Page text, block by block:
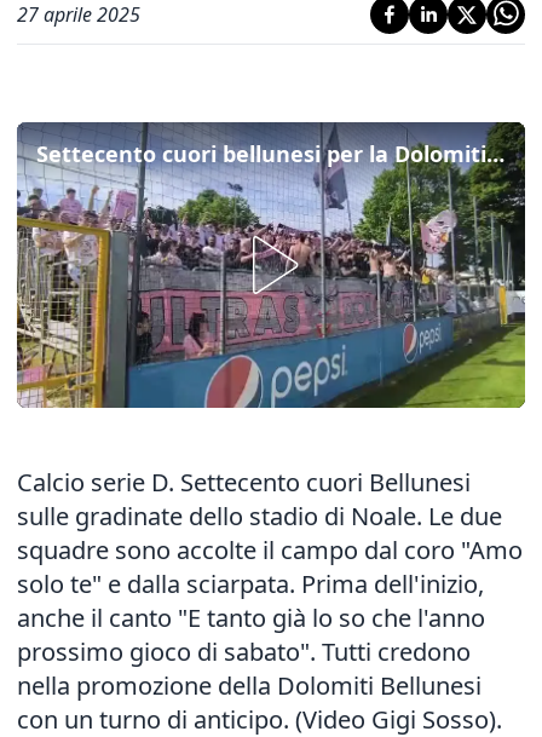
27 aprile 2025
Settecento cuori bellunesi per la Dolomiti a Noale sognando la serie C
Calcio serie D. Settecento cuori Bellunesi
sulle gradinate dello stadio di Noale. Le due
squadre sono accolte il campo dal coro "Amo
solo te" e dalla sciarpata. Prima dell'inizio,
anche il canto "E tanto già lo so che l'anno
prossimo gioco di sabato". Tutti credono
nella promozione della Dolomiti Bellunesi
con un turno di anticipo. (Video Gigi Sosso).